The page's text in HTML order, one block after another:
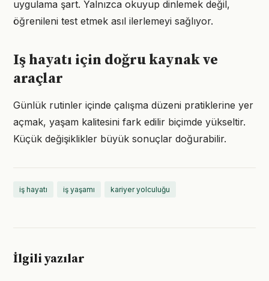
uygulama şart. Yalnızca okuyup dinlemek değil,
öğrenileni test etmek asıl ilerlemeyi sağlıyor.
Iş hayatı için doğru kaynak ve
araçlar
Günlük rutinler içinde çalışma düzeni pratiklerine yer
açmak, yaşam kalitesini fark edilir biçimde yükseltir.
Küçük değişiklikler büyük sonuçlar doğurabilir.
iş hayatı iş yaşamı kariyer yolculuğu
İlgili yazılar